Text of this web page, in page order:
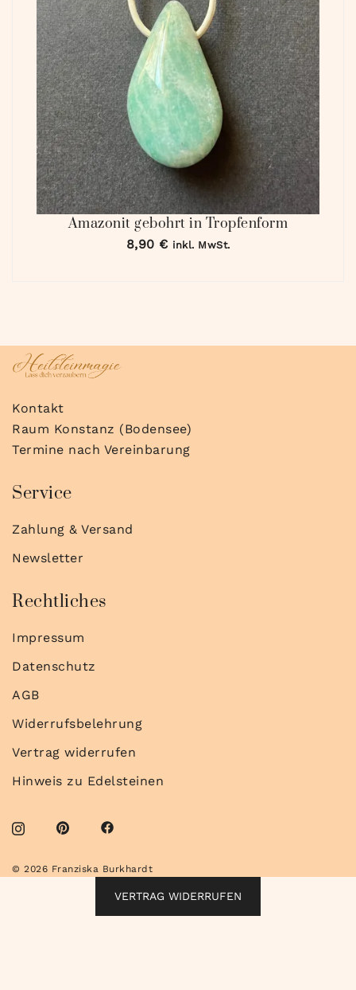
Amazonit gebohrt in Tropfenform
8,90 € inkl. MwSt.
Kontakt
Raum Konstanz (Bodensee)
Termine nach Vereinbarung
Service
Zahlung & Versand
Newsletter
Rechtliches
Impressum
Datenschutz
AGB
Widerrufsbelehrung
Vertrag widerrufen
Hinweis zu Edelsteinen
© 2026 Franziska Burkhardt
VERTRAG WIDERRUFEN